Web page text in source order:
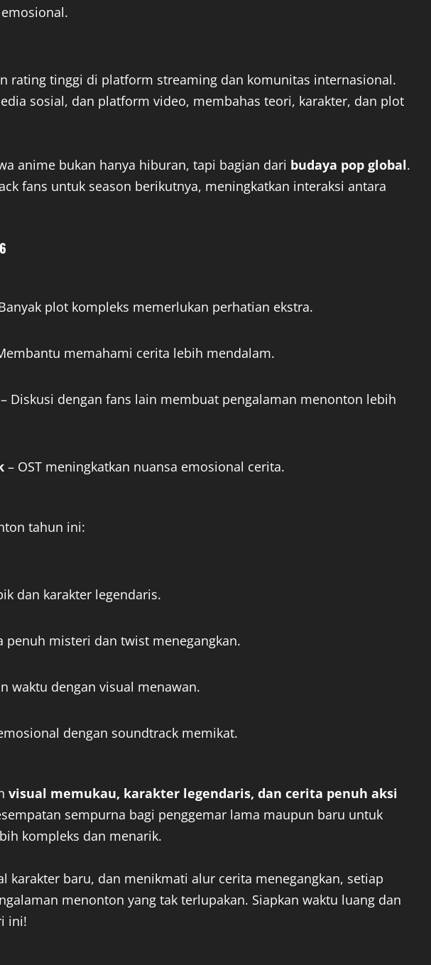
rating tinggi di platform streaming dan komunitas internasional.
sosial, dan platform video, membahas teori, karakter, dan plot
anime bukan hanya hiburan, tapi bagian dari budaya pop global.
fans untuk season berikutnya, meningkatkan interaksi antara
plot kompleks memerlukan perhatian ekstra.
memahami cerita lebih mendalam.
– Diskusi dengan fans lain membuat pengalaman menonton lebih
– OST meningkatkan nuansa emosional cerita.
tahun ini:
dan karakter legendaris.
penuh misteri dan twist menegangkan.
waktu dengan visual menawan.
dengan soundtrack memikat.
visual memukau, karakter legendaris, dan cerita penuh aksi
sempurna bagi penggemar lama maupun baru untuk
kompleks dan menarik.
karakter baru, dan menikmati alur cerita menegangkan, setiap
menonton yang tak terlupakan. Siapkan waktu luang dan
ini!